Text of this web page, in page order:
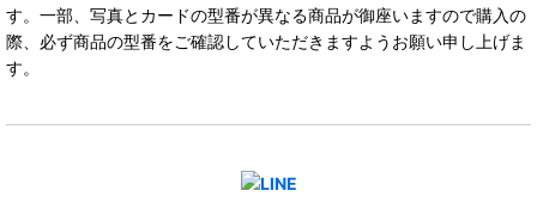
す。一部、写真とカードの型番が異なる商品が御座いますので購入の
際、必ず商品の型番をご確認していただきますようお願い申し上げま
す。